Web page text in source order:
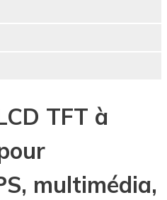
TFT à
multimédia,